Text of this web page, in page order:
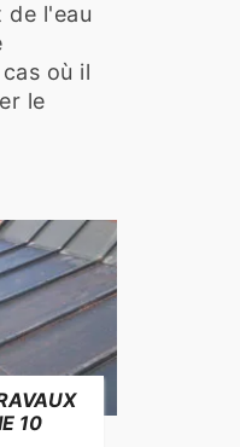
de l'eau
où il
le
10